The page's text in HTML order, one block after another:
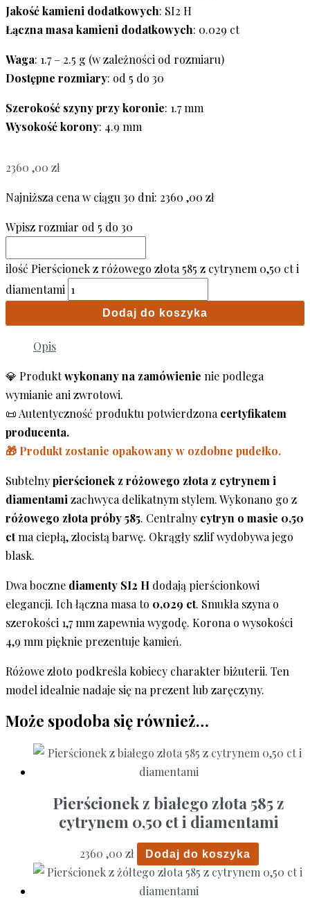
Jakość kamieni dodatkowych: SI2 H
Łączna masa kamieni dodatkowych: 0.029 ct
Waga: 1.7 – 2.5 g (w zależności od rozmiaru)
Dostępne rozmiary: od 5 do 30
Szerokość szyny przy koronie: 1.7 mm
Wysokość korony: 4.9 mm
2360 ,00 zł
Najniższa cena w ciągu 30 dni: 2360 ,00 zł
Wpisz rozmiar od 5 do 30
ilość Pierścionek z różowego złota 585 z cytrynem 0,50 ct i
diamentami
Dodaj do koszyka
Opis
💎 Produktwykonany na zamówienie nie podlega
wymianie ani zwrotowi.
📜 Autentyczność produktu potwierdzona certyfikatem
producenta.
🎁 Produkt zostanie opakowany w ozdobne pudełko.
Subtelnypierścionek z różowego złota z cytrynem i
diamentami zachwyca delikatnym stylem. Wykonano go z
różowego złota próby 585. Centralny cytryn o masie 0,50
ctma ciepłą, złocistą barwę. Okrągły szlif wydobywa jego
blask.
Dwa boczne diamenty SI2 H dodają pierścionkowi
elegancji. Ich łączna masa to 0,029 ct. Smukła szyna o
szerokości 1,7 mm zapewnia wygodę. Korona o wysokości
4,9 mm pięknie prezentuje kamień.
Różowe złoto podkreśla kobiecy charakter biżuterii. Ten
model idealnie nadaje się na prezent lub zaręczyny.
Może spodoba się również…
Pierścionek z białego złota 585 z
cytrynem 0,50 ct i diamentami
2360 ,00 zł Dodaj do koszyka